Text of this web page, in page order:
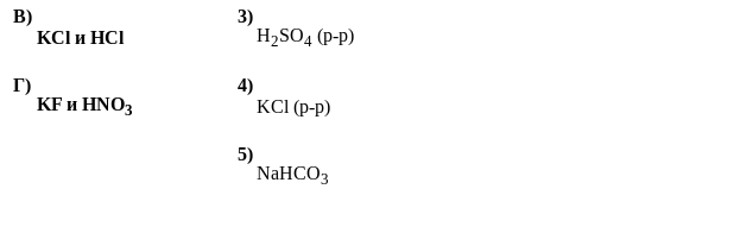
В)
KCl и HCl
3)
H2SO4 (р-р)
Г)
KF и HNO3
4)
KCl (р-р)
5)
NaHCO3